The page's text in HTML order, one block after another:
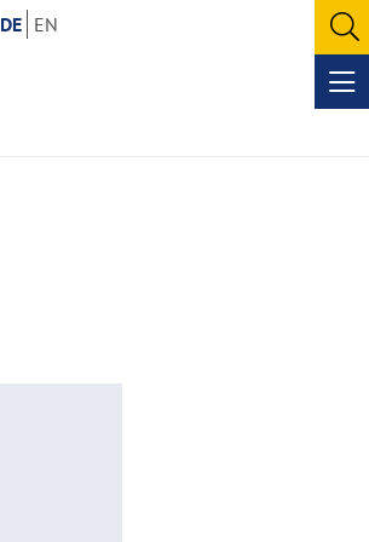
DE EN